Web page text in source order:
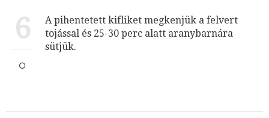
6
A pihentetett kifliket megkenjük a felvert
tojással és 25-30 perc alatt aranybarnára
sütjük.